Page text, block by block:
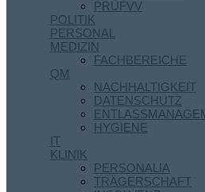
PRÜFVV
POLITIK
PERSONAL
MEDIZIN
FACHBEREICHE
QM
NACHHALTIGKEIT
DATENSCHUTZ
HYGIENE
IT
KLINIK
PERSONALIA
TRÄGERSCHAFT